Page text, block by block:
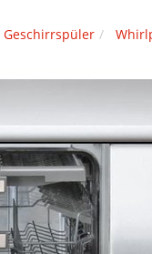
Geschirrspüler